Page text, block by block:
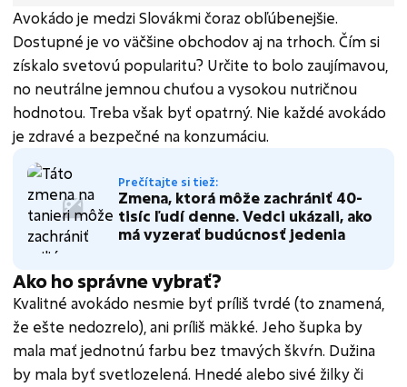
Avokádo je medzi Slovákmi čoraz obľúbenejšie.
Dostupné je vo väčšine obchodov aj na trhoch. Čím si
získalo svetovú popularitu? Určite to bolo zaujímavou,
no neutrálne jemnou chuťou a vysokou nutričnou
hodnotou. Treba však byť opatrný. Nie každé avokádo
je zdravé a bezpečné na konzumáciu.
Prečítajte si tiež:
Zmena, ktorá môže zachrániť 40-
tisíc ľudí denne. Vedci ukázali, ako
má vyzerať budúcnosť jedenia
Ako ho správne vybrať?
Kvalitné avokádo nesmie byť príliš tvrdé (to znamená,
že ešte nedozrelo), ani príliš mäkké. Jeho šupka by
mala mať jednotnú farbu bez tmavých škvŕn. Dužina
by mala byť svetlozelená. Hnedé alebo sivé žilky či